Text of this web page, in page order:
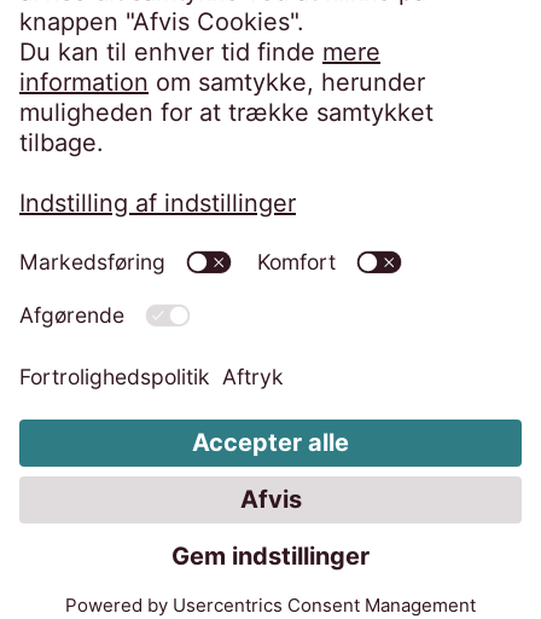
Juridisk Præg Adfærdskodeks
Whistleblower-ordning Skift cookie-indstillinger